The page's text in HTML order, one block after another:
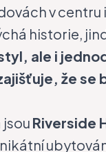
v centru
historie,
ale i
že se
Riverside